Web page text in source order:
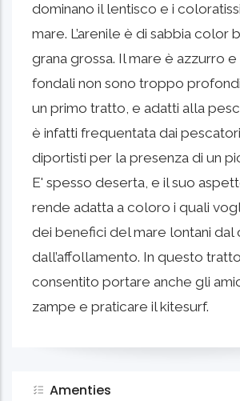
dominano il lentisco e i
mare. L’arenile è di sabbia color
grana grossa. Il mare è azzurro
fondali non sono troppo
un primo tratto, e adatti alla
è infatti frequentata dai
diportisti per la presenza di un
E' spesso deserta, e il suo
rende adatta a coloro i quali
dei benefici del mare lontani dal
dall’affollamento. In questo
consentito portare anche gli
zampe e praticare il kitesurf.
Amenties